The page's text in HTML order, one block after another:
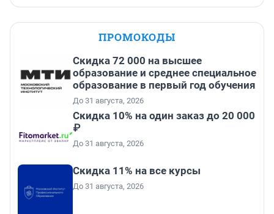
ПРОМОКОДЫ
Скидка 72 000 на высшее
образование и среднее специальное
образование в первый год обучения
До 31 августа, 2026
Скидка 10% на один заказ до 20 000
₽
До 31 августа, 2026
Скидка 11% на все курсы
До 31 августа, 2026